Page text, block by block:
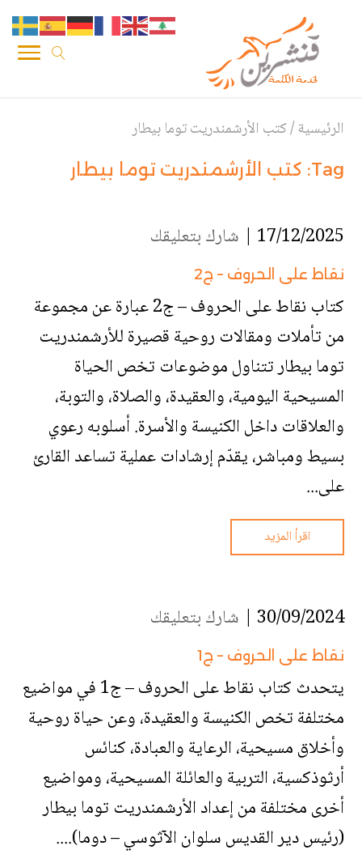
الرئيسية/كتب الأرشمندريت توما بيطار
Tag: كتب الأرشمندريت توما بيطار
17/12/2025 | شارك بتعليقك
نقاط على الحروف – ج2
كتاب نقاط على الحروف – ج2 عبارة عن مجموعة
من تأملات ومقالات روحية قصيرة للأرشمندريت
توما بيطار تتناول موضوعات تخص الحياة
المسيحية اليومية، والعقيدة، والصلاة، والتوبة،
والعلاقات داخل الكنيسة والأسرة. أسلوبه رعوي
بسيط ومباشر، يقدّم إرشادات عملية تساعد القارئ
على...
اقرأ المزيد
30/09/2024 | شارك بتعليقك
نقاط على الحروف – ج1
يتحدث كتاب نقاط على الحروف – ج1 في مواضيع
مختلفة تخص الكنيسة والعقيدة، وعن حياة روحية
وأخلاق مسيحية، الرعاية والعبادة، كنائس
أرثوذكسية، التربية والعائلة المسيحية، ومواضيع
أخرى مختلفة من إعداد الأرشمندريت توما بيطار
(رئيس دير القديس سلوان الآثوسي – دوما)....